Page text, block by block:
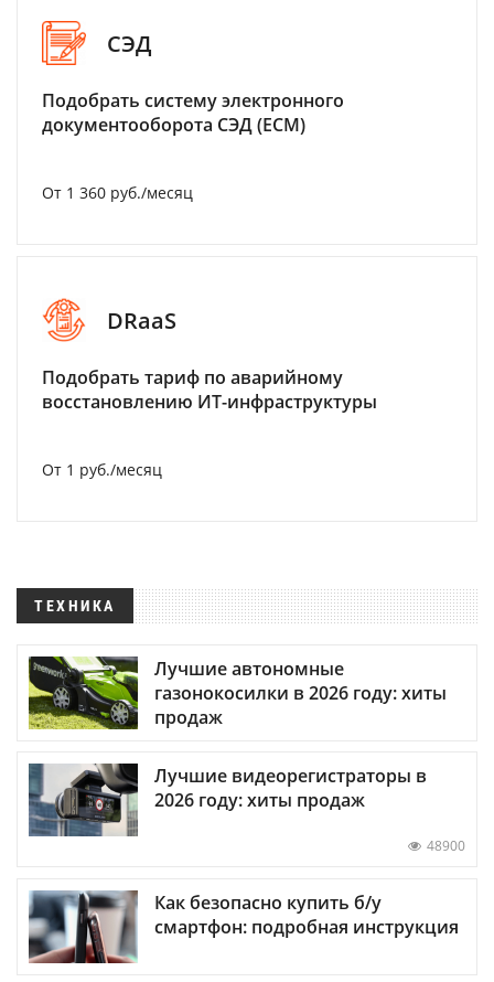
СЭД
Подобрать систему электронного
документооборота СЭД (ECM)
От 1 360 руб./месяц
DRaaS
Подобрать тариф по аварийному
восстановлению ИТ-инфраструктуры
От 1 руб./месяц
ТЕХНИКА
Лучшие автономные
газонокосилки в 2026 году: хиты
продаж
Лучшие видеорегистраторы в
2026 году: хиты продаж
48900
Как безопасно купить б/у
смартфон: подробная инструкция